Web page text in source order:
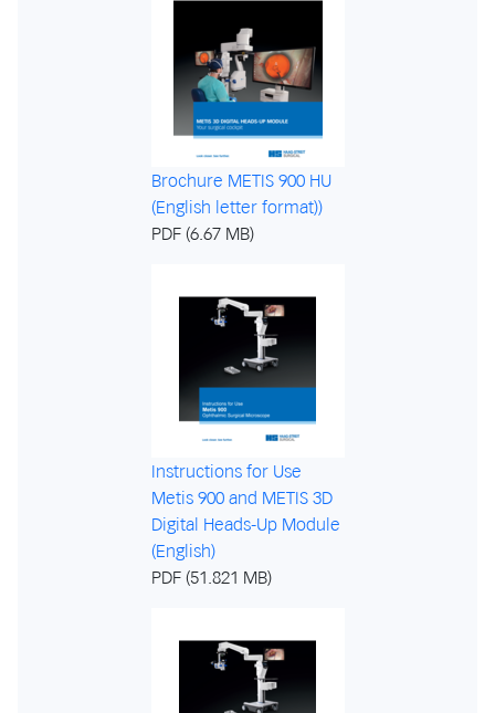
Brochure METIS 900 HU
(English letter format))
PDF (6.67 MB)
Instructions for Use
Metis 900 and METIS 3D
Digital Heads-Up Module
(English)
PDF (51.821 MB)